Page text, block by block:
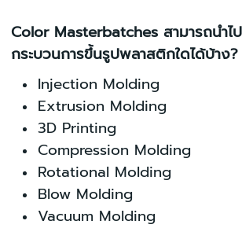
Color Masterbatches สามารถนำไ
กระบวนการขึ้นรูปพลาสติกใดได้บ้าง?
Injection Molding
Extrusion Molding
3D Printing
Compression Molding
Rotational Molding
Blow Molding
Vacuum Molding